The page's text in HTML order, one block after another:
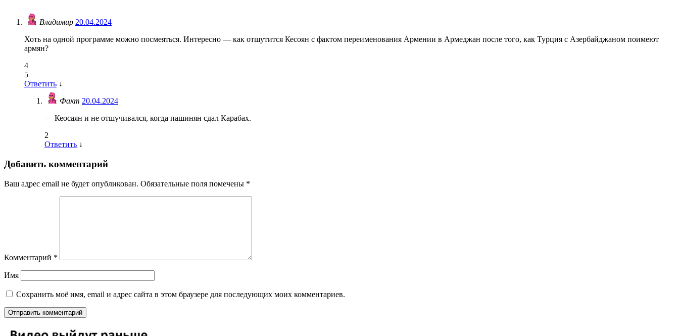
Владимир 20.04.2024
Хоть на одной программе можно посмеяться. Интересно — как отшутится Кесоян с фактом переименования Армении в Армеджан после того, как Турция с Азербайджаном поимеют
армян?
4
5
Ответить ↓
Факт 20.04.2024
— Кеосаян и не отшучивался, когда пашинян сдал Карабах.
2
Ответить ↓
Добавить комментарий
Ваш адрес email не будет опубликован. Обязательные поля помечены *
Комментарий *
Имя
Сохранить моё имя, email и адрес сайта в этом браузере для последующих моих комментариев.